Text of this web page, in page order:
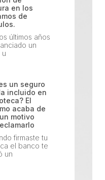
en los
de
últimos años
un
u
un seguro
incluido en
El
acaba de
motivo
firmaste tu
el banco te
un